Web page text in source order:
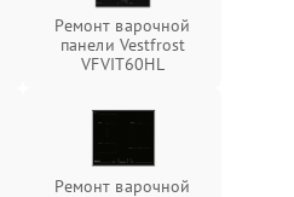
Ремонт варочной
панели Vestfrost
VFVIT60HL
Ремонт варочной